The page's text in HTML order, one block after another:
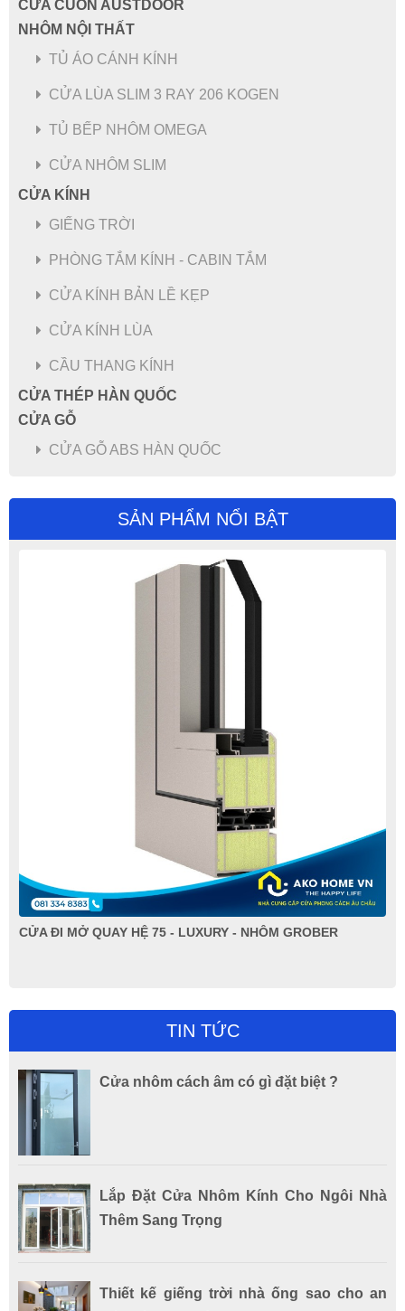
CỬA CUỐN AUSTDOOR
NHÔM NỘI THẤT
TỦ ÁO CÁNH KÍNH
CỬA LÙA SLIM 3 RAY 206 KOGEN
TỦ BẾP NHÔM OMEGA
CỬA NHÔM SLIM
CỬA KÍNH
GIẾNG TRỜI
PHÒNG TẮM KÍNH - CABIN TẮM
CỬA KÍNH BẢN LỀ KẸP
CỬA KÍNH LÙA
CẦU THANG KÍNH
CỬA THÉP HÀN QUỐC
CỬA GỖ
CỬA GỖ ABS HÀN QUỐC
SẢN PHẨM NỔI BẬT
CỬA ĐI MỞ QUAY HỆ 75 - LUXURY - NHÔM GROBER
CỬA ĐI XẾP TRƯỢT HỆ 75 - NHÔM GROBER
TIN TỨC
Cửa nhôm cách âm có gì đặt biệt ?
Lắp Đặt Cửa Nhôm Kính Cho Ngôi Nhà
Thêm Sang Trọng
Thiết kế giếng trời nhà ống sao cho an